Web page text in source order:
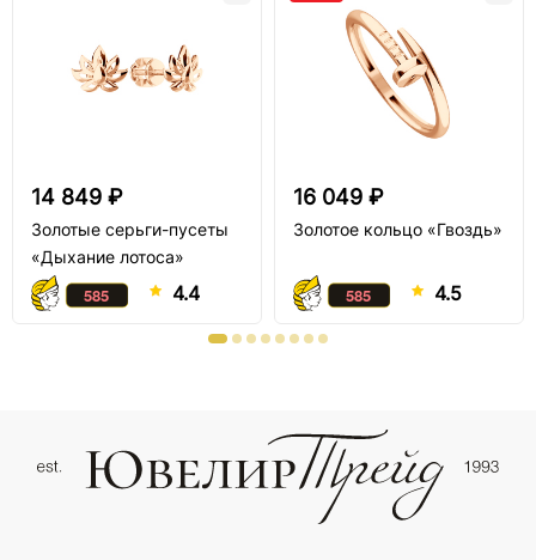
14 849 ₽
Золотые серьги-пусеты
«Дыхание лотоса»
4.4
16 049 ₽
Золотое кольцо «Гвоздь»
4.5